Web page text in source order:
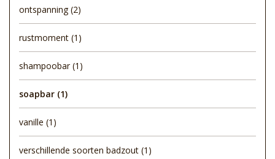
ontspanning(2)
rustmoment (1)
shampoobar(1)
soapbar (1)
vanille (1)
verschillende soorten badzout (1)